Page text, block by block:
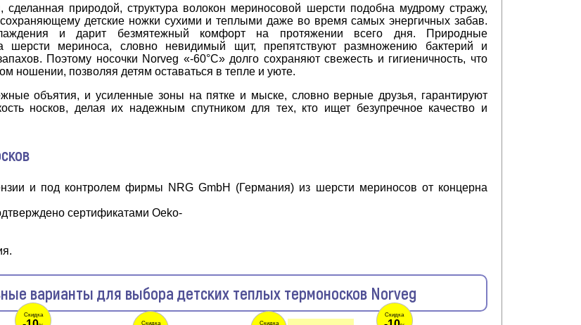
сделанная природой, структура волокон мериносовой шерсти подобна мудрому стражу,
детские ножки сухими и теплыми даже во время самых энергичных забав.
и дарит безмятежный комфорт на протяжении всего дня. Природные
шерсти мериноса, словно невидимый щит, препятствуют размножению бактерий и
Поэтому носочки Norveg «-60°C» долго сохраняют свежесть и гигиеничность, что
ношении, позволяя детям оставаться в тепле и уюте.
объятия, и усиленные зоны на пятке и мыске, словно верные друзья, гарантируют
носков, делая их надежным спутником для тех, кто ищет безупречное качество и
и под контролем фирмы NRG GmbH (Германия) из шерсти мериносов от концерна
сертификатами Oeko-
варианты для выбора детских теплых термоносков Norveg
Скидка
Скидка Скидка
Скидка